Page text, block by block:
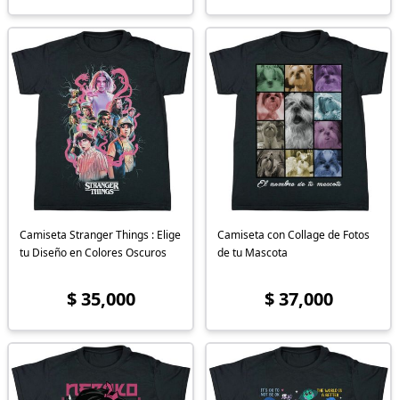
Camiseta Stranger Things : Elige
tu Diseño en Colores Oscuros
$ 35,000
Camiseta con Collage de Fotos
de tu Mascota
$ 37,000